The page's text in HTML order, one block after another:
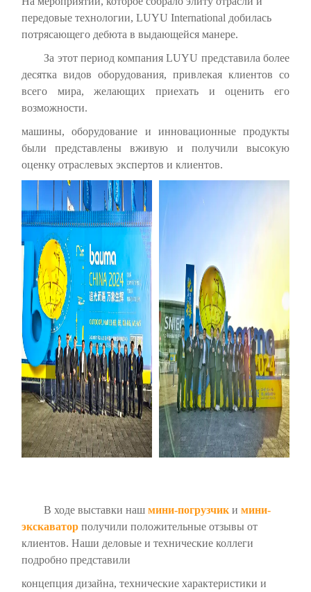
передовые технологии, LUYU International добилась
потрясающего дебюта в выдающейся манере.
За этот период компания LUYU представила более
десятка видов оборудования, привлекая клиентов со
всего мира, желающих приехать иоценить его
возможности.
машины, оборудование и инновационные продукты
были представлены вживую и получили высокую
оценку отраслевых экспертов и клиентов.
В ходе выставки наш мини-погрузчик и мини-
экскаватор получили положительные отзывы от
клиентов. Наши деловые и технические коллеги
подробно представили
концепция дизайна, технические характеристики и